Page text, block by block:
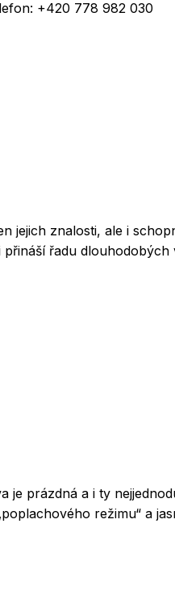
+420 778 982 030
jejich znalosti, ale i
řadu dlouhodobých
je prázdná a i ty
režimu“ a